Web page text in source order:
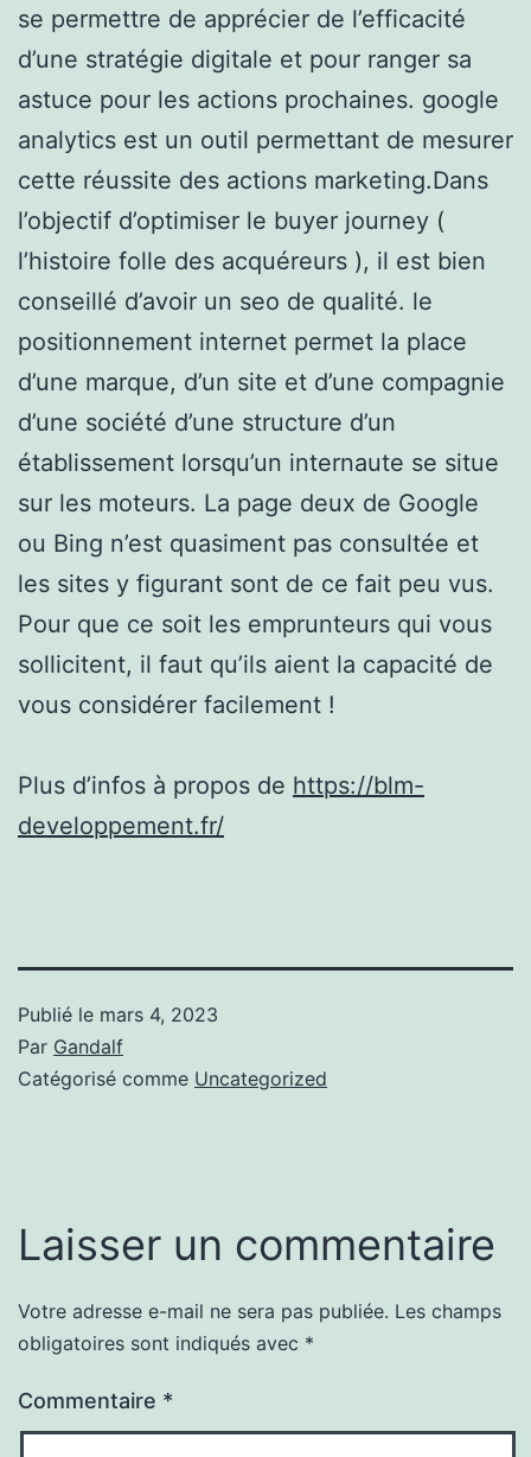
se permettre de apprécier de l’efficacité
d’une stratégie digitale et pour ranger sa
astuce pour les actions prochaines. google
analytics est un outil permettant de mesurer
cette réussite des actions marketing.Dans
l’objectif d’optimiser le buyer journey (
l’histoire folle des acquéreurs ), il est bien
conseillé d’avoir un seo de qualité. le
positionnement internet permet la place
d’une marque, d’un site et d’une compagnie
d’une société d’une structure d’un
établissement lorsqu’un internaute se situe
sur les moteurs. La page deux de Google
ou Bing n’est quasiment pas consultée et
les sites y figurant sont de ce fait peu vus.
Pour que ce soit les emprunteurs qui vous
sollicitent, il faut qu’ils aient la capacité de
vous considérer facilement !
Plus d’infos à propos de https://blm-
developpement.fr/
Publié le mars 4, 2023
Par Gandalf
Catégorisé comme Uncategorized
Laisser un commentaire
Votre adresse e-mail ne sera pas publiée. Les champs
obligatoires sont indiqués avec *
Commentaire *